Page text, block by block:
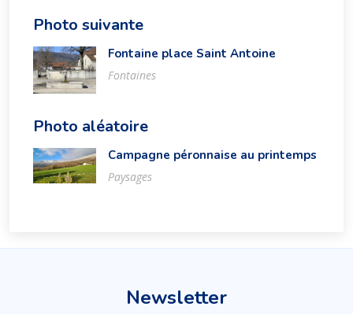
Photo suivante
Fontaine place Saint Antoine
Fontaines
Photo aléatoire
Campagne péronnaise au printemps
Paysages
Newsletter